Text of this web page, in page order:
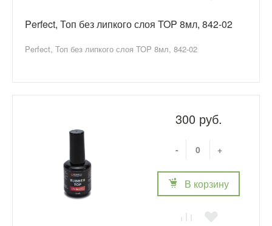
Perfect, Топ без липкого слоя TOP 8мл, 842-02
Perfect, Топ без липкого слоя TOP 8мл, 842-02
300 руб.
- +
В корзину